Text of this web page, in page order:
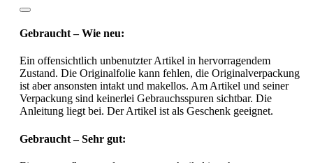
Gebraucht – Wie neu:
Ein offensichtlich unbenutzter Artikel in hervorragendem
Zustand. Die Originalfolie kann fehlen, die Originalverpackung
ist aber ansonsten intakt und makellos. Am Artikel und seiner
Verpackung sind keinerlei Gebrauchsspuren sichtbar. Die
Anleitung liegt bei. Der Artikel ist als Geschenk geeignet.
Gebraucht – Sehr gut: